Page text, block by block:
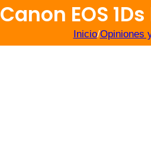
Canon EOS
Inicio/Opiniones